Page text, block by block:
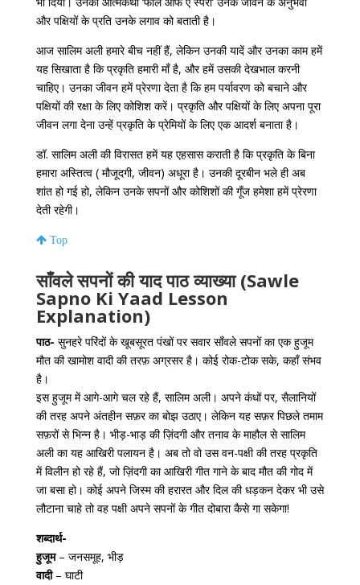
और पक्षियों के प्रति उनके लगाव को बताती है।
आज सालिम अली हमारे बीच नहीं हैं, लेकिन उनकी यादें और उनका काम हमें
यह सिखाता है कि प्रकृति हमारी माँ है, और हमें उसकी देखभाल करनी
चाहिए। उनका जीवन हमें प्रेरणा देता है कि हम पर्यावरण को बचाने और
पक्षियों की रक्षा के लिए कोशिश करें। प्रकृति और पक्षियों के लिए अपना पूरा
जीवन लगा देना उन्हें प्रकृति के प्रेमियों के लिए एक आदर्श बनाता है।
डॉ. सालिम अली की विरासत हमें यह एहसास कराती है कि प्रकृति के बिना
हमारा अस्तित्व( मौजूदगी, जीवन) अधूरा है। उनकी दूरबीन भले ही अब
शांत हो गई हो, लेकिन उनके सपनों और कोशिशों की गूँज हमेशा हमें प्रेरणा
देती रहेगी।
Top
साँवले सपनों की याद पाठ व्याख्या (Sawle
Sapno Ki Yaad Lesson
Explanation)
पाठ- सुनहरे परिंदों के खूबसूरत पंखों पर सवार साँवले सपनों का एक हुजूम
मौत की खामोश वादी की तरफ़ अग्रसर है। कोई रोक-टोक सके, कहाँ संभव
है।
इस हुजूम में आगे-आगे चल रहे हैं, सालिम अली। अपने कंधों पर, सैलानियों
की तरह अपने अंतहीन सफ़र का बोझ उठाए। लेकिन यह सफ़र पिछले तमाम
सफ़रों से भिन्न है। भीड़-भाड़ की ज़िंदगी और तनाव के माहौल से सालिम
अली का यह आखिरी पलायन है। अब तो वो उस वन-पक्षी की तरह प्रकृति
में विलीन हो रहे हैं, जो ज़िंदगी का आखिरी गीत गाने के बाद मौत की गोद में
जा बसा हो। कोई अपने जिस्म की हरारत और दिल की धड़कन देकर भी उसे
लौटाना चाहे तो वह पक्षी अपने सपनों के गीत दोबारा कैसे गा सकेगा!
शब्दार्थ-
हुजूम– जनसमूह, भीड़
वादी– घाटी